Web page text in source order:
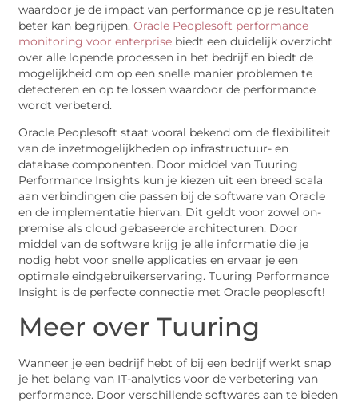
waardoor je de impact van performance op je resultaten
beter kan begrijpen.Oracle Peoplesoft performance
monitoring voor enterprise biedt een duidelijk overzicht
over alle lopende processen in het bedrijf en biedt de
mogelijkheid om op een snelle manier problemen te
detecteren en op te lossen waardoor de performance
wordt verbeterd.
Oracle Peoplesoft staat vooral bekend om de flexibiliteit
van de inzetmogelijkheden op infrastructuur- en
database componenten. Door middel van Tuuring
Performance Insights kun je kiezen uit een breed scala
aan verbindingen die passen bij de software van Oracle
en de implementatie hiervan. Dit geldt voor zowel on-
premise als cloud gebaseerde architecturen. Door
middel van de software krijg je alle informatie die je
nodig hebt voor snelle applicaties en ervaar je een
optimale eindgebruikerservaring. Tuuring Performance
Insight is de perfecte connectie met Oracle peoplesoft!
Meer over Tuuring
Wanneer je een bedrijf hebt of bij een bedrijf werkt snap
je het belang van IT-analytics voor de verbetering van
performance. Door verschillende softwares aan te bieden